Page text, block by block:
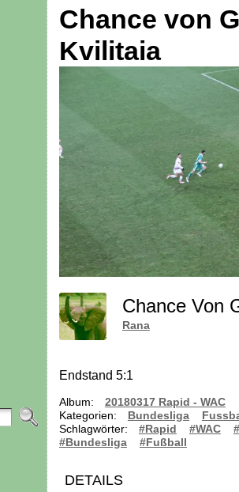
Chance von
Kvilitaia
Chance Von
Rana
Endstand 5:1
Album:
20180317 Rapid - WAC
Kategorien:
Bundesliga
Schlagwörter:
#Rapid #WAC
#Bundesliga
#Fußball
DETAILS